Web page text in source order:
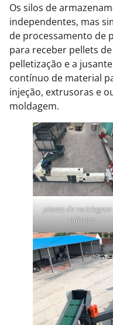
Os silos de
independentes, mas
de processamento de
para receber pellets
pelletização e a
contínuo de material
injeção, extrusoras e
moldagem.
planta de reciclagem
plástico